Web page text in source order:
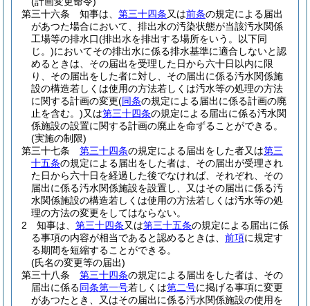
第三十六条
知事は、 第三十四条又は前条の規定による届出
があつた場合において、排出水の汚染状態が当該汚水関係
工場等の排水口(排出水を排出する場所をいう。以下同
じ。)においてその排出水に係る排水基準に適合しないと認
めるときは、その届出を受理した日から六十日以内に限
り、その届出をした者に対し、その届出に係る汚水関係施
設の構造若しくは使用の方法若しくは汚水等の処理の方法
に関する計画の変更(同条の規定による届出に係る計画の廃
止を含む。)又は第三十四条の規定による届出に係る汚水関
係施設の設置に関する計画の廃止を命ずることができる。
(実施の制限)
第三十七条
第三十四条の規定による届出をした者又は第三
十五条の規定による届出をした者は、その届出が受理され
た日から六十日を経過した後でなければ、それぞれ、その
届出に係る汚水関係施設を設置し、又はその届出に係る汚
水関係施設の構造若しくは使用の方法若しくは汚水等の処
理の方法の変更をしてはならない。
2
知事は、 第三十四条又は第三十五条の規定による届出に係
る事項の内容が相当であると認めるときは、 前項に規定す
る期間を短縮することができる。
(氏名の変更等の届出)
第三十八条
第三十四条の規定による届出をした者は、その
届出に係る同条第一号若しくは第二号に掲げる事項に変更
があつたとき、又はその届出に係る汚水関係施設の使用を